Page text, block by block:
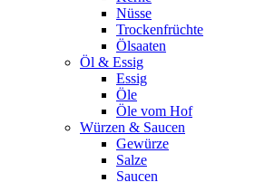
Nüsse
Trockenfrüchte
Ölsaaten
Öl & Essig
Essig
Öle
Öle vom Hof
Würzen & Saucen
Gewürze
Salze
Saucen